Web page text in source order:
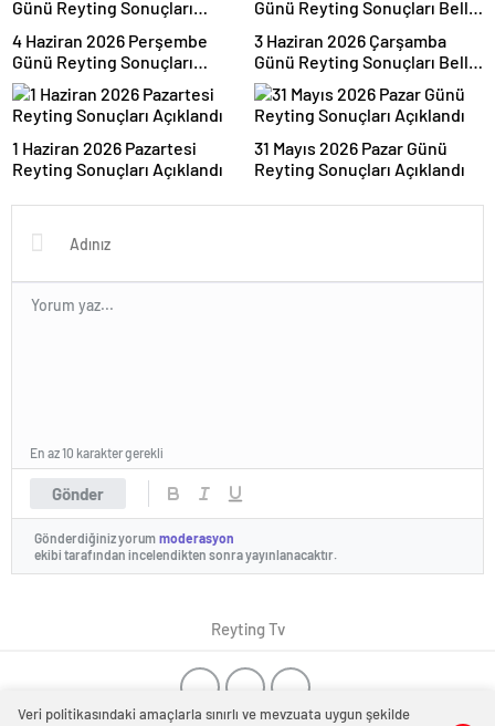
4 Haziran 2026 Perşembe
Günü Reyting Sonuçları
Açıklandı
3 Haziran 2026 Çarşamba
Günü Reyting Sonuçları Belli
Oldu
1 Haziran 2026 Pazartesi
Reyting Sonuçları Açıklandı
31 Mayıs 2026 Pazar Günü
Reyting Sonuçları Açıklandı
Gönder
En az 10 karakter gerekli
Gönderdiğiniz yorum moderasyon
ekibi tarafından incelendikten sonra yayınlanacaktır.
Reyting Tv
Veri politikasındaki amaçlarla sınırlı ve mevzuata uygun şekilde